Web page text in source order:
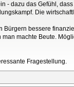
dazu das Gefühl,
Die
bessere
machte Beute.
Fragestellung.